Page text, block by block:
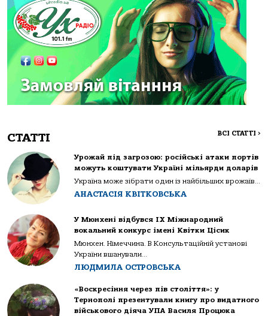
СТАТТІ ВСІ СТАТТІ >
Урожай під загрозою: російські атаки портів
можуть коштувати Україні мільярди доларів
Україна може зібрати один із найбільших врожаїв...
АНАСТАСІЯ КВІТКОВСЬКА
У Мюнхені відбувся IX Міжнародний
вокальний конкурс імені Квітки Цісик
Мюнхен. Німеччина. В Консультаційній установі
України вшанували...
ЛЮДМИЛА ОСТРОВСЬКА
«Воскресіння через пів століття»: у
Тернополі презентували книгу про видатного
військового діяча УПА Василя Процюка